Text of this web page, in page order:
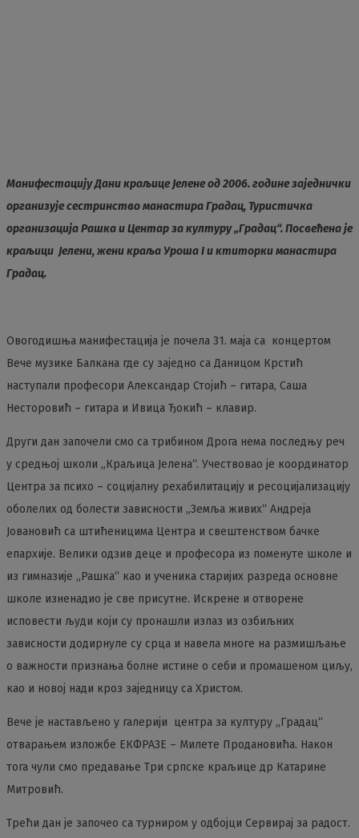
Mанифестацију Дани краљице Јелене од 2006. године заједнички
организује сестринство манастира Градац, Туристичка
организација Рашка и Центар за културу „Градац“. Посвећена је
краљици Јелени, жени краља Уроша I и ктиторки манастира
Градац.
Овогодишња манифестација је почела 31. маја са концертом
Вече музике Балкана где су заједно са Даницом Крстић
наступали професори Александар Стојић – гитара, Саша
Несторовић – гитара и Ивица Ђокић – клавир.
Други дан започели смо са трибином Дрога нема последњу реч
у средњој школи „Краљица Јелена“. Учествовао је координатор
Центра за психо – социјалну рехабилитацију и ресоцијализацију
оболелих од болести зависности „Земља живих“ Андреја
Јовановић са штићеницима Центра и свештенством бачке
епархије. Велики одзив деце и професора из поменуте школе и
из гимназије „Рашка“ као и ученика старијих разреда основне
школе изненадио је све присутне. Искрене и отворене
исповести људи који су пронашли излаз из озбиљних
зависности додирнуле су срца и навела многе на размишљање
о важности признања болне истине о себи и промашеном циљу,
као и новој нади кроз заједницу са Христом.
Вече је настављено у галерији центра за културу „Градац“
отварањем изложбе ЕКФРАЗЕ – Милете Продановића. Након
тога чули смо предавање Три српске краљице др Катарине
Митровић.
Трећи дан је започео са турниром у одбојци Сервирај за радост.